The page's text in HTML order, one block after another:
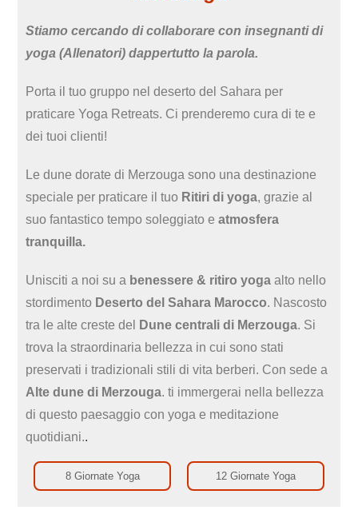
Stiamo cercando di collaborare con insegnanti di
yoga (Allenatori) dappertutto la parola.
Porta il tuo gruppo nel deserto del Sahara per
praticare Yoga Retreats. Ci prenderemo cura di te e
dei tuoi clienti!
Le dune dorate di Merzouga sono una destinazione
speciale per praticare il tuo Ritiri di yoga, grazie al
suo fantastico tempo soleggiato eatmosfera
tranquilla.
Unisciti a noi su a benessere & ritiro yoga alto nello
stordimento Deserto del Sahara Marocco. Nascosto
tra le alte creste del
Dune centrali di Merzouga. Si
trova la straordinaria bellezza in cui sono stati
preservati i tradizionali stili di vita berberi. Con sede a
Alte dune di Merzouga. ti immergerai nella bellezza
di questo paesaggio con yoga e meditazione
quotidiani..
8 Giornate Yoga 12 Giornate Yoga